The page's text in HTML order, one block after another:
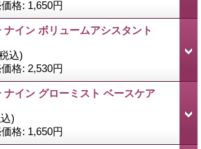
格: 1,650円
ナイン ボリュームアシスタント
込)
格: 2,530円
ナイン グローミスト ベースケア
)
格: 1,650円